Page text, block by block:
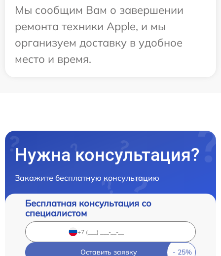
Мы сообщим Вам о завершении
ремонта техники Apple, и мы
организуем доставку в удобное
место и время.
Нужна консультация?
Закажите бесплатную консультацию
Бесплатная консультация со
специалистом
Оставить заявку